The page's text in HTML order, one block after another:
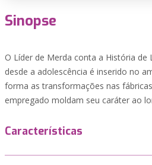
Sinopse
O Líder de Merda conta a História de
desde a adolescência é inserido no
forma as transformações nas
empregado moldam seu caráter ao
Características